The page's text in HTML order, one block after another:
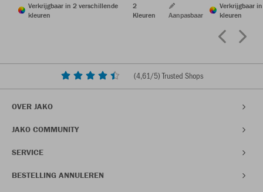
Verkrijgbaar in 2 verschillende
kleuren
2
Kleuren
Aanpasbaar
Verkrijgbaar
kleuren
(4,61/5) Trusted Shops
OVER JAKO
JAKO COMMUNITY
SERVICE
BESTELLING ANNULEREN